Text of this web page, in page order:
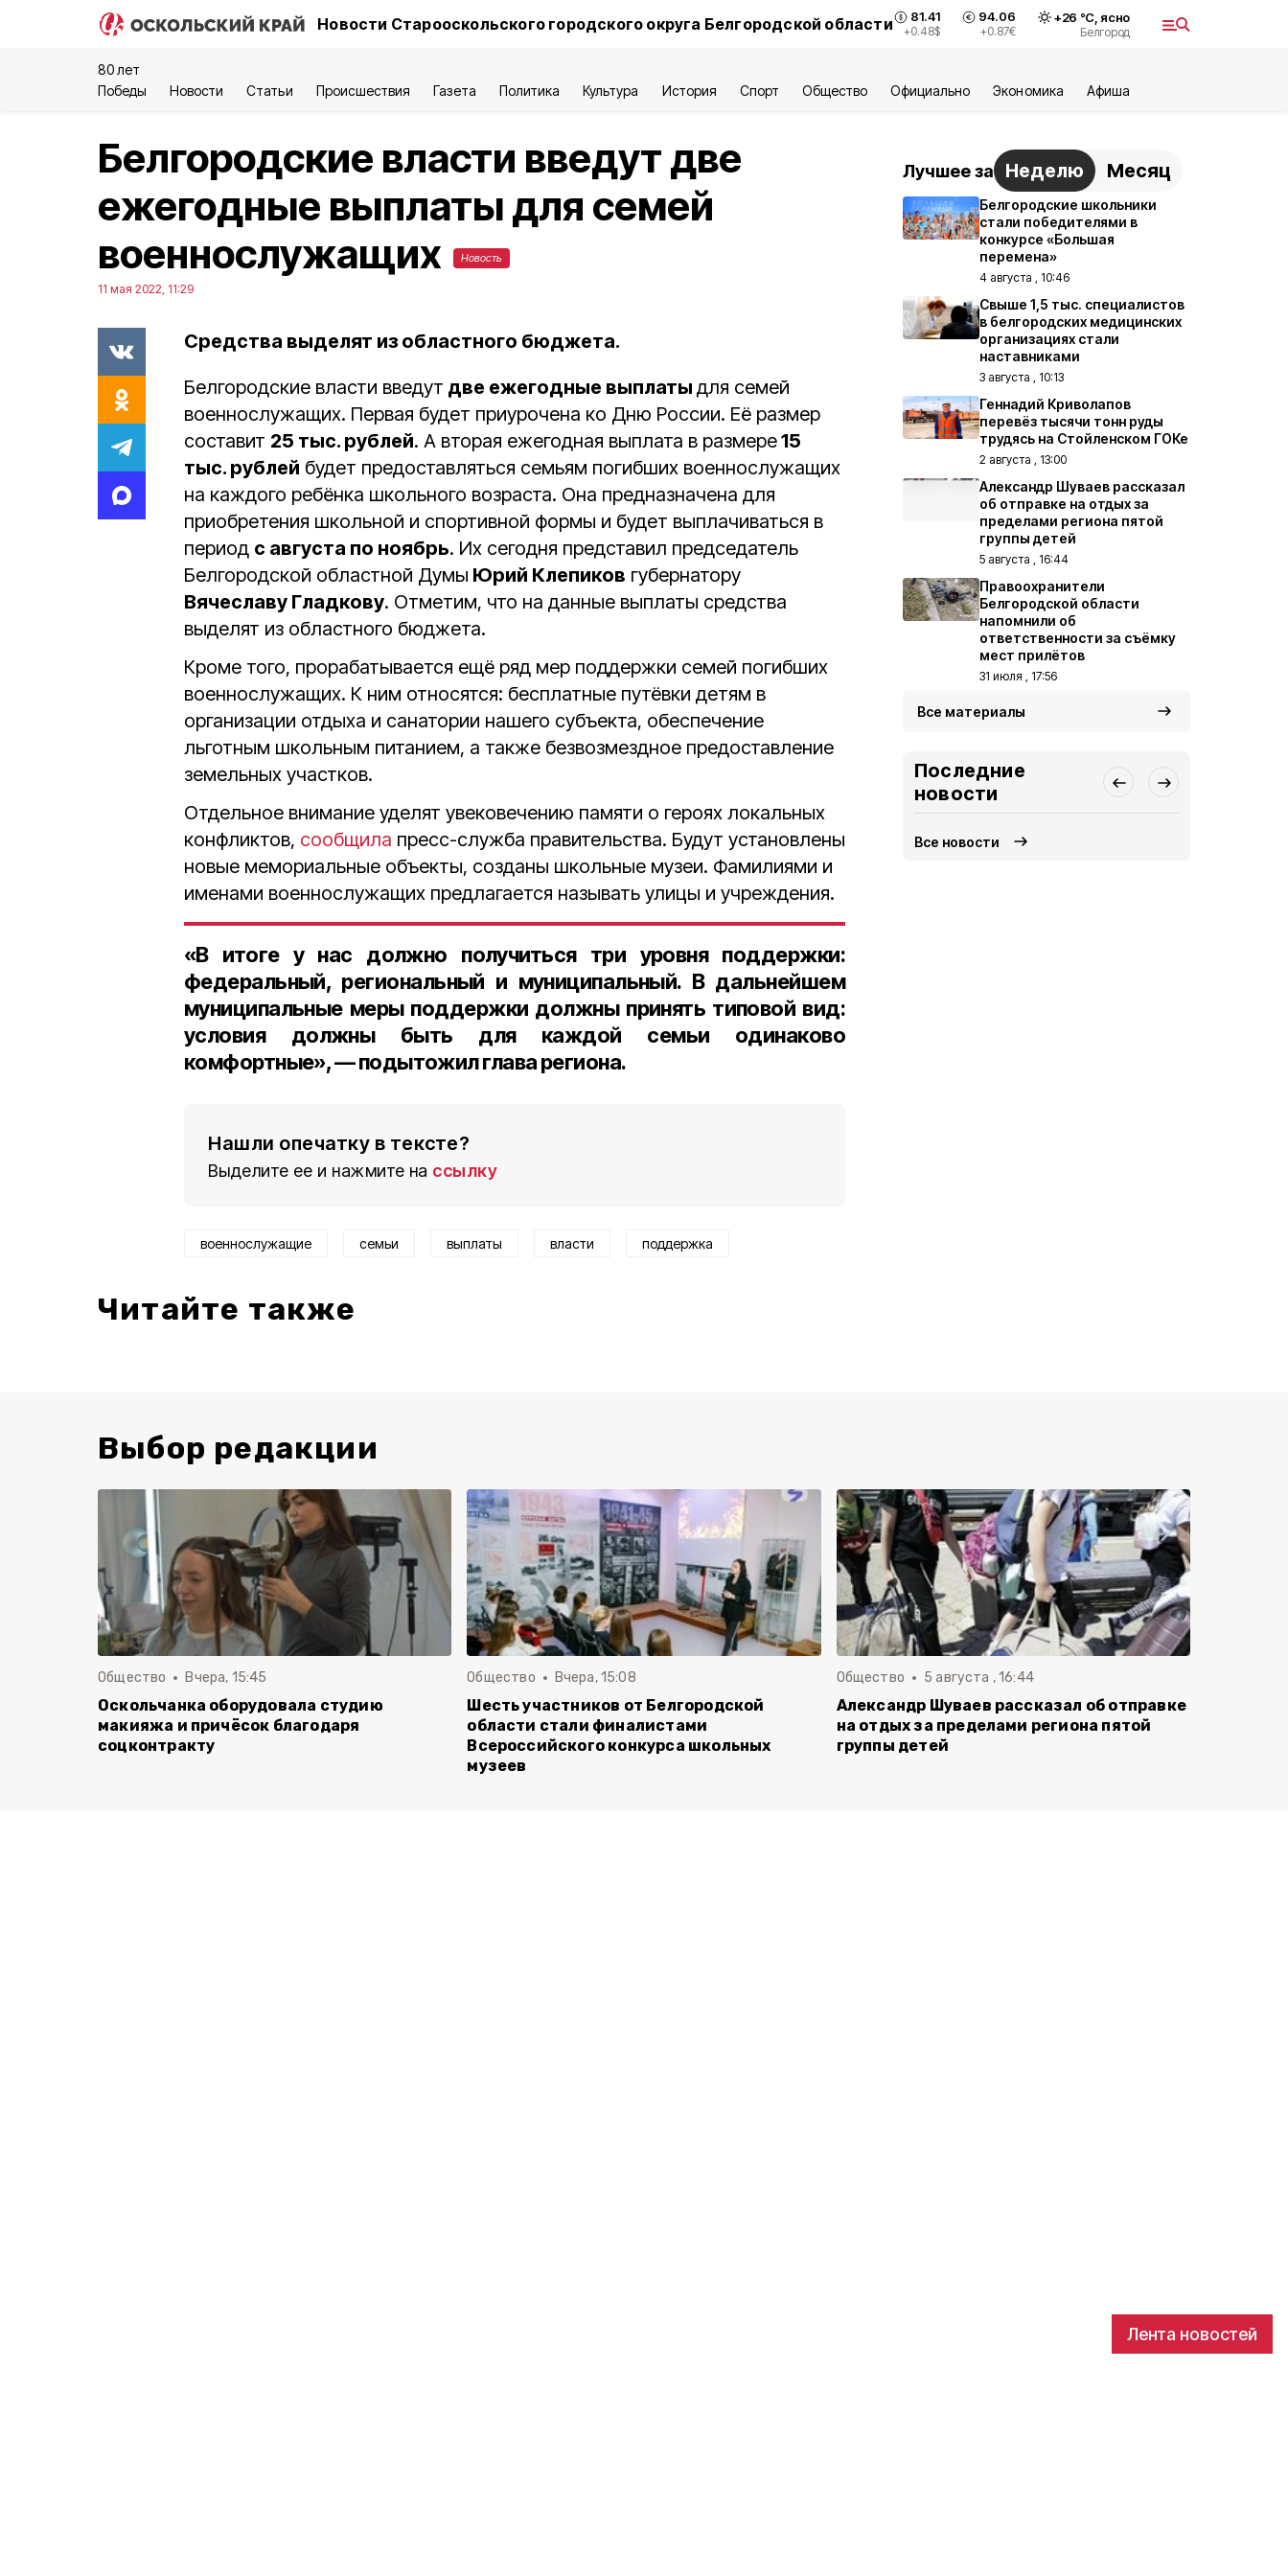
Новости Старооскольского городского округа Белгородской области 81.41
+0.48$
94.06
+0.87€
+26 °С, ясно
Белгород
80 лет
Победы
Новости Статьи Происшествия Газета Политика Культура История Спорт Общество Официально Экономика Aфиша
Лента новостей
Белгородские власти введут две
ежегодные выплаты для семей
военнослужащих
Новость
11 мая 2022, 11:29
Средства выделят из областного бюджета.
Белгородские власти введут две ежегодные выплаты для семей
военнослужащих. Первая будет приурочена ко Дню России. Её размер
составит 25 тыс. рублей. А вторая ежегодная выплата в размере15
тыс. рублей будет предоставляться семьям погибших военнослужащих
на каждого ребёнка школьного возраста. Она предназначена для
приобретения школьной и спортивной формы и будет выплачиваться в
период с августа по ноябрь. Их сегодня представил председатель
Белгородской областной Думы Юрий Клепиков губернатору
Вячеславу Гладкову. Отметим, что на данные выплаты средства
выделят из областного бюджета.
Кроме того, прорабатывается ещё ряд мер поддержки семей погибших
военнослужащих. К ним относятся: бесплатные путёвки детям в
организации отдыха и санатории нашего субъекта, обеспечение
льготным школьным питанием, а также безвозмездное предоставление
земельных участков.
Отдельное внимание уделят увековечению памяти о героях локальных
конфликтов, сообщила пресс-служба правительства. Будут установлены
новые мемориальные объекты, созданы школьные музеи. Фамилиями и
именами военнослужащих предлагается называть улицы и учреждения.
«В итоге у нас должно получиться три уровня поддержки:
федеральный, региональный и муниципальный. В дальнейшем
муниципальные меры поддержки должны принять типовой вид:
условия должны быть для каждой семьи одинаково
комфортные», — подытожил глава региона.
Нашли опечатку в тексте?
Выделите ее и нажмите на ссылку
военнослужащие семьи выплаты власти поддержка
Читайте также
Лучшее за Неделю Месяц
Белгородские школьники
стали победителями в
конкурсе «Большая
перемена»
4 августа , 10:46
Свыше 1,5 тыс. специалистов
в белгородских медицинских
организациях стали
наставниками
3 августа , 10:13
Геннадий Криволапов
перевёз тысячи тонн руды
трудясь на Стойленском ГОКе
2 августа , 13:00
Александр Шуваев рассказал
об отправке на отдых за
пределами региона пятой
группы детей
5 августа , 16:44
Правоохранители
Белгородской области
напомнили об
ответственности за съёмку
мест прилётов
31 июля , 17:56
Все материалы
Последние
новости
Все новости
Выбор редакции
Общество Вчера, 15:45
Оскольчанка оборудовала студию
макияжа и причёсок благодаря
соцконтракту
Общество Вчера, 15:08
Шесть участников от Белгородской
области стали финалистами
Всероссийского конкурса школьных
музеев
Общество 5 августа , 16:44
Александр Шуваев рассказал об отправке
на отдых за пределами региона пятой
группы детей